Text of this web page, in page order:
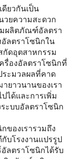
ยวกันเป็น
วยความสะดวก
ผลิตภัณฑ์อัลตรา
ลตราโซนิกใน
ดอุตสาหกรรม
รื่องอัลตราโซนิกที่
ะมวลผลที่คาด
าวนานของเรา
ได้และการเพิ่ม
ะบบอัลตราโซนิก
ของเรารวมถึง
บโรงงานแปรรูป
ลตราโซนิกได้รับ